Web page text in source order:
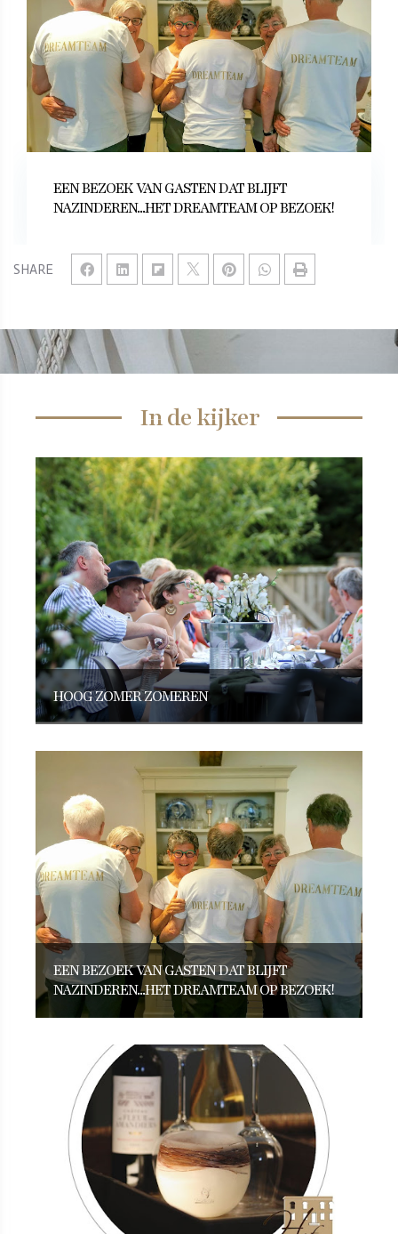
SHARE
EEN BEZOEK VAN GASTEN DAT BLIJFT
NAZINDEREN...HET DREAMTEAM OP BEZOEK!
In de kijker
HOOG ZOMER ZOMEREN
EEN BEZOEK VAN GASTEN DAT BLIJFT
NAZINDEREN...HET DREAMTEAM OP BEZOEK!